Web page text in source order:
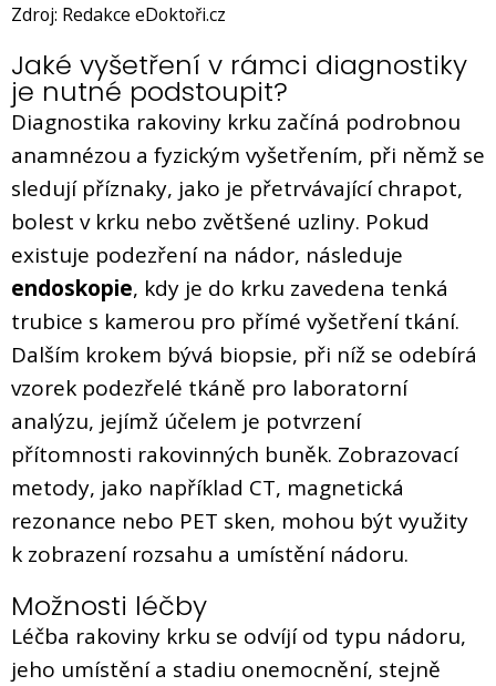
Zdroj: Redakce eDoktoři.cz
Jaké vyšetření v rámci diagnostiky
je nutné podstoupit?
Diagnostika rakoviny krku začíná podrobnou
anamnézou a fyzickým vyšetřením, při němž se
sledují příznaky, jako je přetrvávající chrapot,
bolest v krku nebo zvětšené uzliny. Pokud
existuje podezření na nádor, následuje
endoskopie, kdy je do krku zavedena tenká
trubice s kamerou pro přímé vyšetření tkání.
Dalším krokem bývá biopsie, při níž se odebírá
vzorek podezřelé tkáně pro laboratorní
analýzu, jejímž účelem je potvrzení
přítomnosti rakovinných buněk. Zobrazovací
metody, jako například CT, magnetická
rezonance nebo PET sken, mohou být využity
k zobrazení rozsahu a umístění nádoru.
Možnosti léčby
Léčba rakoviny krku se odvíjí od typu nádoru,
jeho umístění a stadiu onemocnění, stejně